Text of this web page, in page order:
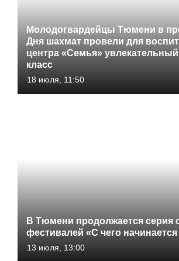
Молодогвардейцы Тюмени в
Дня шахмат провели для
центра «Семья»
класс
18 июля, 11:50
В Тюмени продолжается серия
фестивалей «С чего
13 июля, 13:00